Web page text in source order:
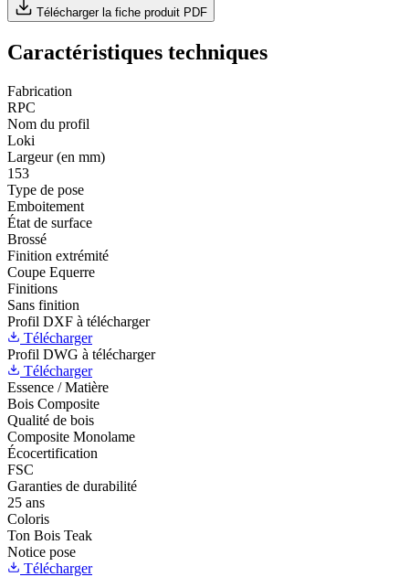
Télécharger la fiche produit PDF
Caractéristiques techniques
Fabrication
RPC
Nom du profil
Loki
Largeur (en mm)
153
Type de pose
Emboitement
État de surface
Brossé
Finition extrémité
Coupe Equerre
Finitions
Sans finition
Profil DXF à télécharger
Télécharger
Profil DWG à télécharger
Télécharger
Essence / Matière
Bois Composite
Qualité de bois
Composite Monolame
Écocertification
FSC
Garanties de durabilité
25 ans
Coloris
Ton Bois Teak
Notice pose
Télécharger